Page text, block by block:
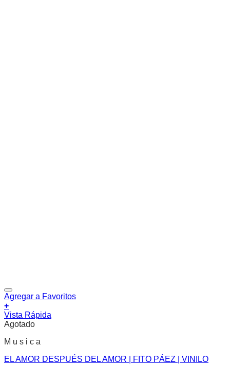
Agregar a Favoritos
+
Vista Rápida
Agotado
M u s i c a
EL AMOR DESPUÉS DEL AMOR | FITO PÁEZ | VINILO